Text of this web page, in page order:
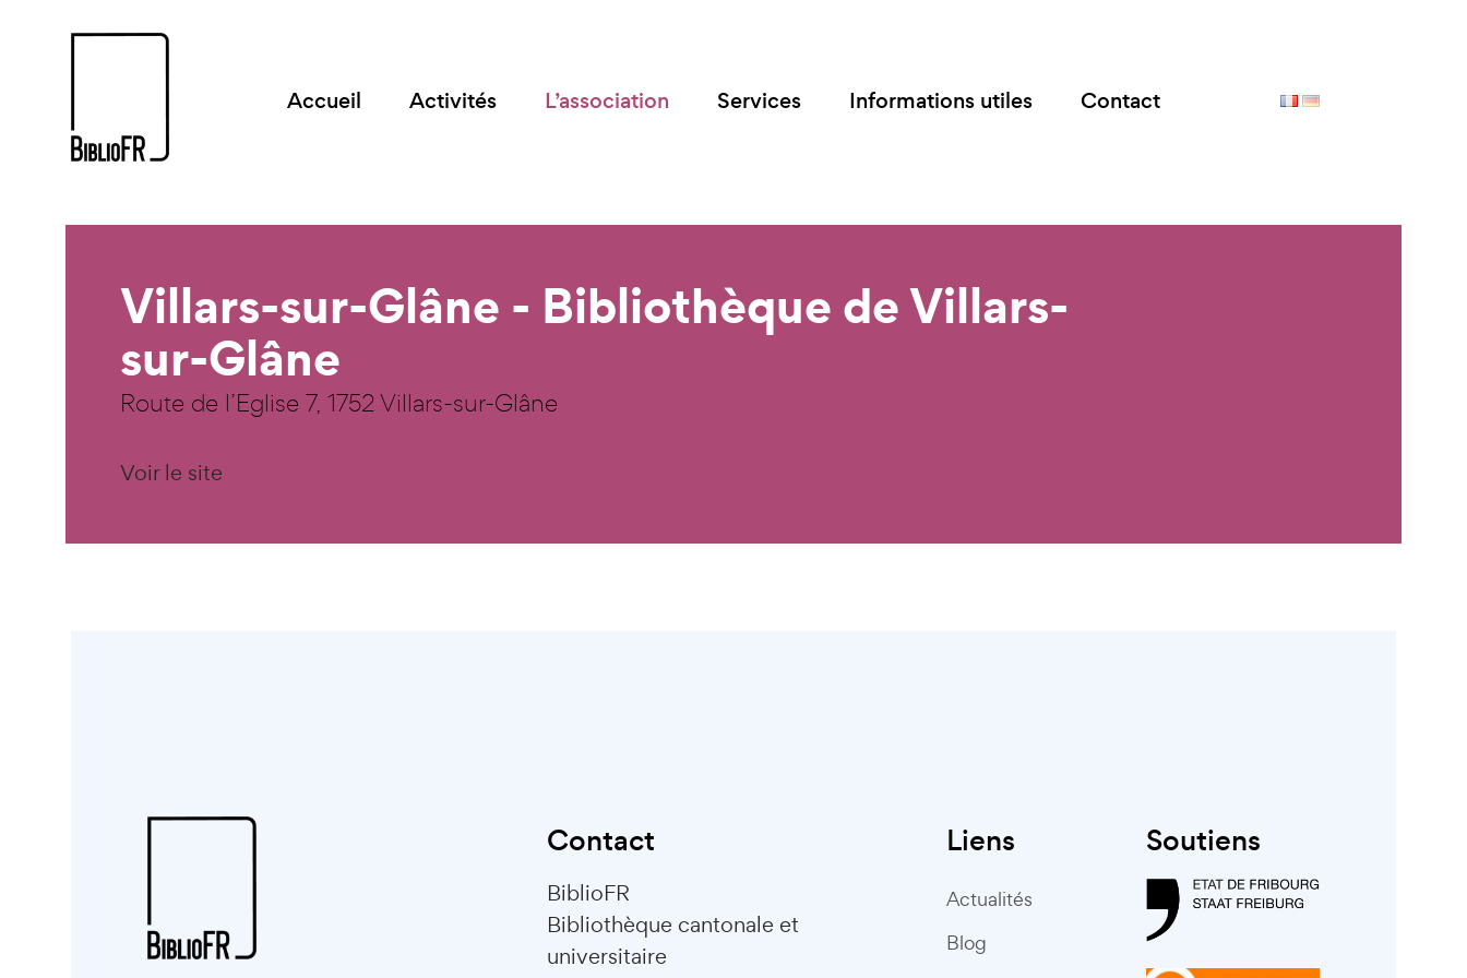
Accueil Activités L’association Services Informations utiles Contact
Villars-sur-Glâne - Bibliothèque de Villars-
sur-Glâne
Route de l’Eglise 7, 1752 Villars-sur-Glâne
Voir le site
Contact
BiblioFR
Bibliothèque cantonale et
universitaire
Liens
Actualités
Blog
Soutiens